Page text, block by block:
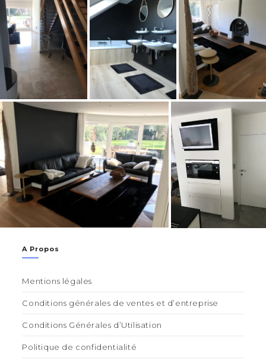
A Propos
Mentions légales
Conditions générales de ventes et d’entreprise
Conditions Générales d’Utilisation
Politique de confidentialité